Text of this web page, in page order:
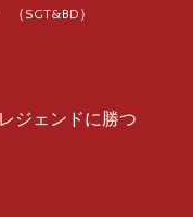
SGT&BD）
ジェンドに勝つ